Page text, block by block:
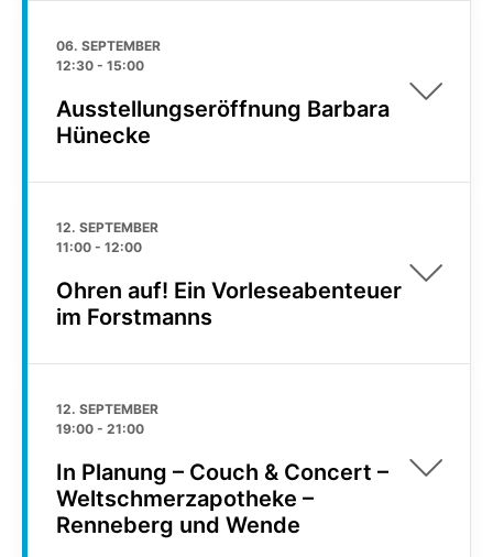
06. SEPTEMBER
12:30 - 15:00
Ausstellungseröffnung Barbara
Hünecke
12. SEPTEMBER
11:00 - 12:00
Ohren auf! Ein Vorleseabenteuer
im Forstmanns
12. SEPTEMBER
19:00 - 21:00
In Planung – Couch & Concert –
Weltschmerzapotheke –
Renneberg und Wende